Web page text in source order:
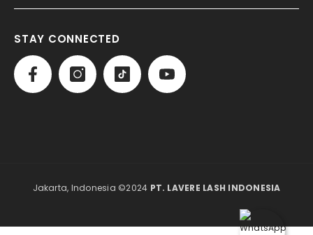
STAY CONNECTED
Jakarta, Indonesia ©2024 PT. LAVERE LASH INDONESIA